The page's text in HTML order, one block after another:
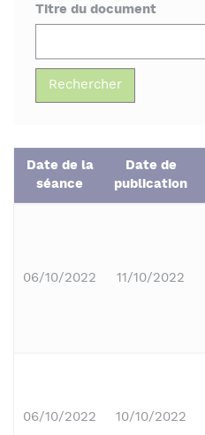
Titre du document
Date de la
séance
Date de
publication
06/10/2022 11/10/2022
06/10/2022 10/10/2022